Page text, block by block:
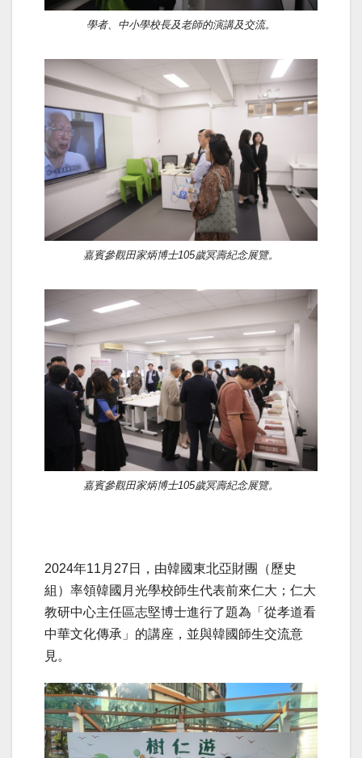
學者、中小學校長及老師的演講及交流。
嘉賓參觀田家炳博士105歲冥壽紀念展覽。
嘉賓參觀田家炳博士105歲冥壽紀念展覽。
2024年11月27日，由韓國東北亞財團（歷史
組）率領韓國月光學校師生代表前來仁大；仁大
教研中心主任區志堅博士進行了題為「從孝道看
中華文化傳承」的講座，並與韓國師生交流意
見。